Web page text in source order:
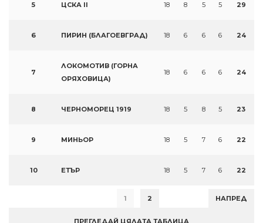
5 ЦСКА II 18 8 5 5 29
6 ПИРИН (БЛАГОЕВГРАД) 18 6 6 6 24
7
ЛОКОМОТИВ (ГОРНА
ОРЯХОВИЦА)
18 6 6 6 24
8 ЧЕРНОМОРЕЦ 1919 18 5 8 5 23
9 МИНЬОР 18 5 7 6 22
10 ЕТЪР 18 5 7 6 22
1 2 НАПРЕД
ПРЕГЛЕДАЙ ЦЯЛАТА ТАБЛИЦА